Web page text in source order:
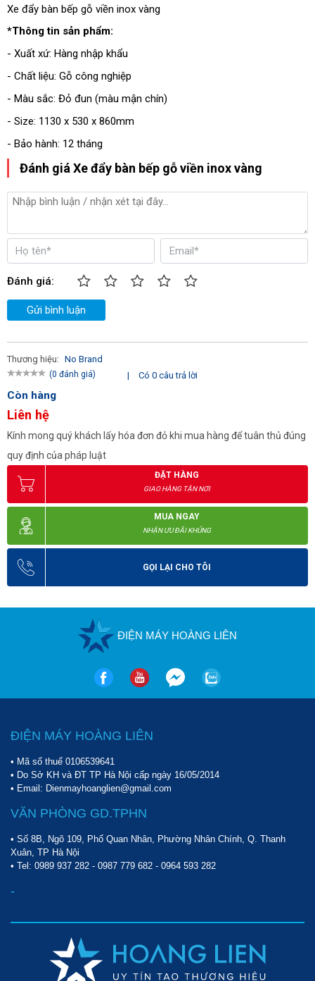
Xe đẩy bàn bếp gỗ viền inox vàng
*Thông tin sản phẩm:
- Xuất xứ: Hàng nhập khẩu
- Chất liệu: Gỗ công nghiệp
- Màu sắc: Đỏ đun (màu mận chín)
- Size: 1130 x 530 x 860mm
- Bảo hành: 12 tháng
Đánh giá Xe đẩy bàn bếp gỗ viền inox vàng
Đánh giá:
Gửi bình luận
Thương hiệu: No Brand
(0 đánh giá) | Có 0 câu trả lời
Còn hàng
Liên hệ
Kính mong quý khách lấy hóa đơn đỏ khi mua hàng để tuân thủ đúng
quy định của pháp luật
ĐẶT HÀNG
GIAO HÀNG TẬN NƠI
MUA NGAY
NHẬN ƯU ĐÃI KHỦNG
GỌI LẠI CHO TÔI
ĐIỆN MÁY HOÀNG LIÊN
ĐIỆN MÁY HOÀNG LIÊN
• Mã số thuế 0106539641
• Do Sở KH và ĐT TP Hà Nội cấp ngày 16/05/2014
• Email: Dienmayhoanglien@gmail.com
VĂN PHÒNG GD.TPHN
• Số 8B, Ngõ 109, Phố Quan Nhân, Phường Nhân Chính, Q. Thanh
Xuân, TP Hà Nội
• Tel: 0989 937 282 - 0987 779 682 - 0964 593 282
-